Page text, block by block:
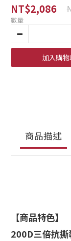
NT$2,086
數量
加入購物
商品描述
【商品特色】
200D三倍抗撕